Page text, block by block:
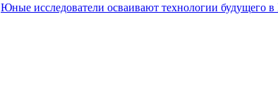
Юные исследователи осваивают технологии будущего в